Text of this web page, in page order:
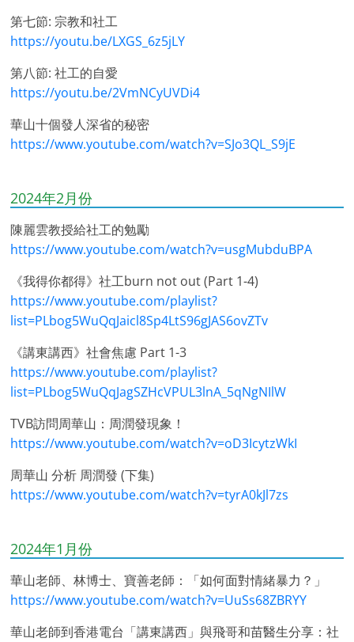
第七節: 宗教和社工
https://youtu.be/LXGS_6z5jLY
第八節: 社工的自愛
https://youtu.be/2VmNCyUVDi4
華山十個發人深省的秘密
https://www.youtube.com/watch?v=SJo3QL_S9jE
2024年2月份
陳麗雲教授給社工的勉勵
https://www.youtube.com/watch?v=usgMubduBPA
《我得你都得》社工burn not out (Part 1-4)
https://www.youtube.com/playlist?
list=PLbog5WuQqJaicl8Sp4LtS96gJAS6ovZTv
《講東講西》社會焦慮 Part 1-3
https://www.youtube.com/playlist?
list=PLbog5WuQqJagSZHcVPUL3lnA_5qNgNIlW
TVB訪問周華山：周潤發現象！
https://www.youtube.com/watch?v=oD3IcytzWkI
周華山 分析 周潤發 (下集)
https://www.youtube.com/watch?v=tyrA0kJl7zs
2024年1月份
華山老師、林博士、寶善老師：「如何面對情緒暴力？」
https://www.youtube.com/watch?v=UuSs68ZBRYY
華山老師到香港電台「講東講西」與飛哥和苗醫生分享：社